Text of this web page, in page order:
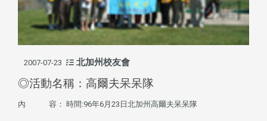
2007-07-23 北加州校友會
◎活動名稱：高爾夫呆呆隊
內 容： 時間:96年6月23日北加州高爾夫呆呆隊